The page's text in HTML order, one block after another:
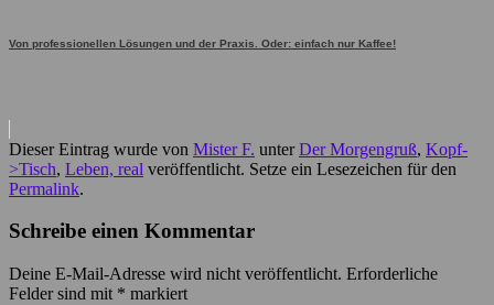
Von professionellen Lösungen und der Praxis. Oder: einfach nur Kaffee!
Dieser Eintrag wurde von Mister F. unterDer Morgengruß, Kopf-
>Tisch, Leben, real veröffentlicht. Setze ein Lesezeichen für den
Permalink.
Schreibe einen Kommentar
Deine E-Mail-Adresse wird nicht veröffentlicht. Erforderliche
Felder sind mit * markiert